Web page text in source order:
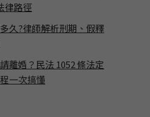
律路徑
久?律師解析刑期、假釋
離婚？民法 1052 條法定
一次搞懂